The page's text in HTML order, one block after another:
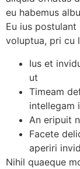
eu habemus
Eu ius
voluptua, pri cu
Ius et
ut
Timeam
intellegam
An eripuit
Facete
aperiri
Nihil quaeque